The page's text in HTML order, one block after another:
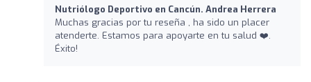
Nutriólogo Deportivo en Cancún. Andrea Herrera
Muchas gracias por tu reseña , ha sido un placer
atenderte. Estamos para apoyarte en tu salud ❤️‍.
Éxito!